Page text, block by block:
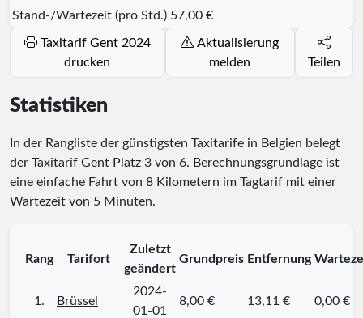
Stand-/Wartezeit (pro Std.) 57,00 €
Taxitarif Gent 2024
drucken
Aktualisierung
melden
Teilen
Statistiken
In der Rangliste der günstigsten Taxitarife in Belgien belegt
der Taxitarif Gent Platz 3 von 6. Berechnungsgrundlage ist
eine einfache Fahrt von 8 Kilometern im Tagtarif mit einer
Wartezeit von 5 Minuten.
Rang Tarifort
Zuletzt
geändert
Grundpreis Entfernung
1. Brüssel
2024-
01-01
8,00 € 13,11 € 0,00 €